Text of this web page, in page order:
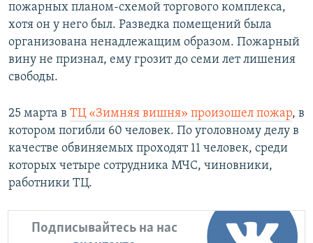
пожарных планом-схемой торгового комплекса,
хотя он у него был. Разведка помещений была
организована ненадлежащим образом. Пожарный
вину не признал, ему грозит до семи лет лишения
свободы.
25 марта в ТЦ «Зимняя вишня» произошел пожар, в
котором погибли 60 человек. По уголовному делу в
качестве обвиняемых проходят 11 человек, среди
которых четыре сотрудника МЧС, чиновники,
работники ТЦ.
Подписывайтесь на нас